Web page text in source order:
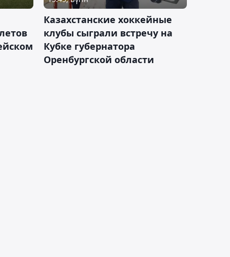
Казахстанские хоккейные
клубы сыграли встречу на
Кубке губернатора
Оренбургской области